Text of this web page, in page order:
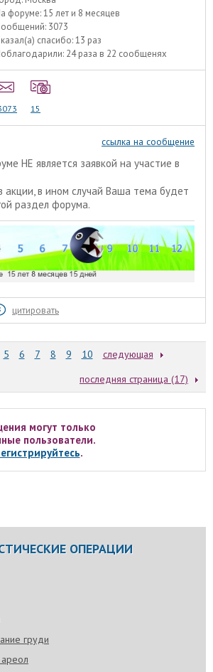
форуме:15 лет и 8 месяцев
3073
спасибо:13 раз
24 раза в 22 сообщенях
15
ссылка на сообщение
НЕ является заявкой на участие в
акции, в ином случай Ваша тема будет
раздел форума.
цитировать
5 6 7 8 9 10
следующая
последняя страница (17)
могут только
пользователи.
.
ОПЕРАЦИИ
груди